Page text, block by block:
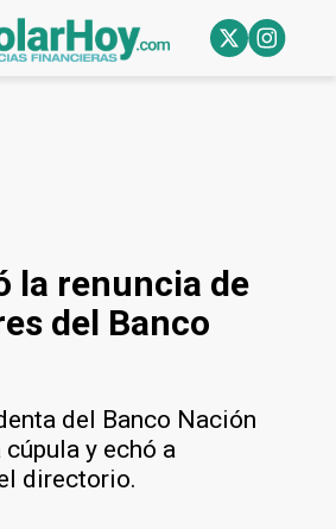
la renuncia de
del Banco
del Banco Nación
y echó a
directorio.